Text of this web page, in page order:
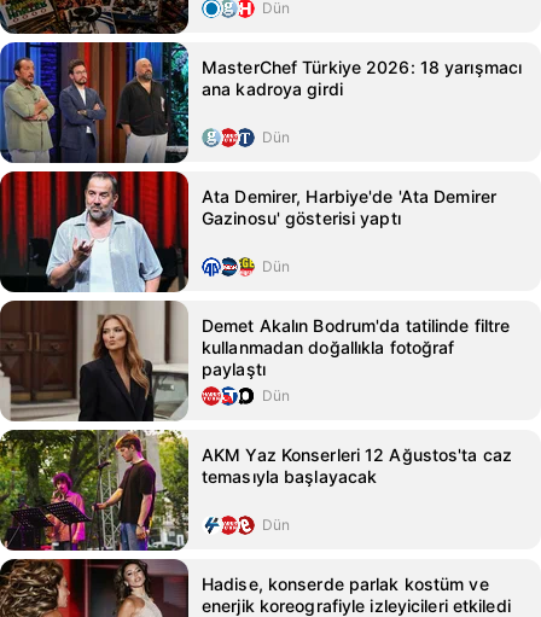
Dün
MasterChef Türkiye 2026: 18 yarışmacı
ana kadroya girdi
Dün
Ata Demirer, Harbiye'de 'Ata Demirer
Gazinosu' gösterisi yaptı
Dün
Demet Akalın Bodrum'da tatilinde filtre
kullanmadan doğallıkla fotoğraf
paylaştı
Dün
AKM Yaz Konserleri 12 Ağustos'ta caz
temasıyla başlayacak
Dün
Hadise, konserde parlak kostüm ve
enerjik koreografiyle izleyicileri etkiledi